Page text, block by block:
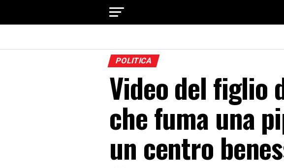
POLITICA
Video del figlio
che fuma una
un centro